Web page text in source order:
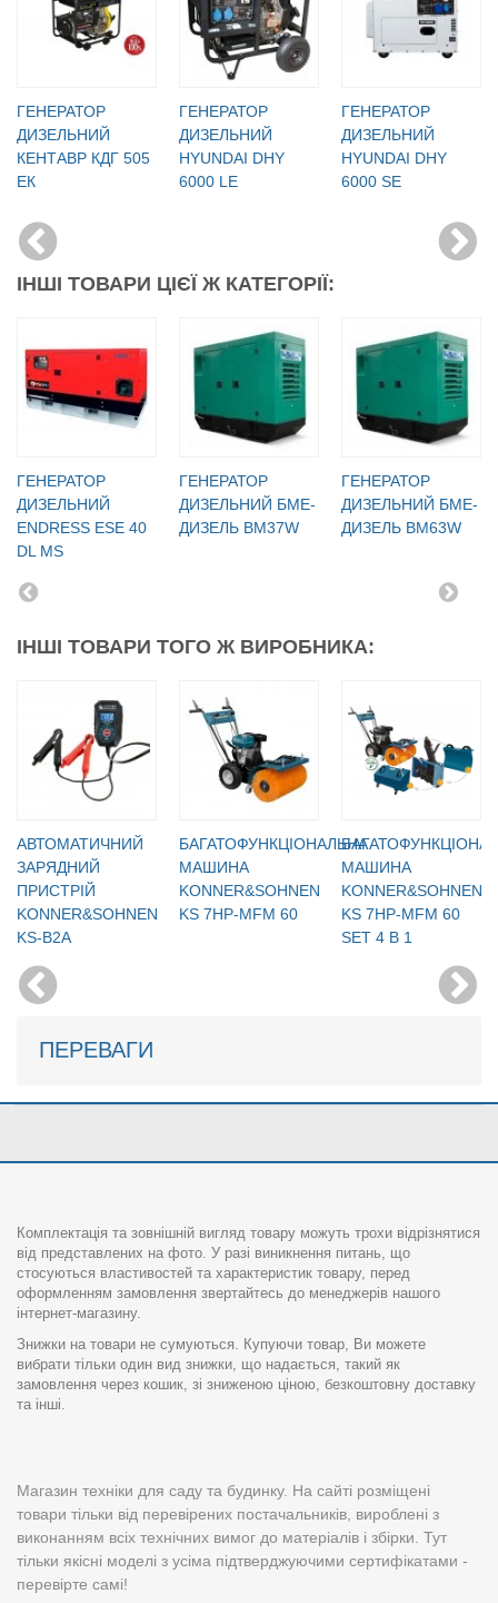
ГЕНЕРАТОР
ДИЗЕЛЬНИЙ
КЕНТАВР КДГ 505
ЕК
ГЕНЕРАТОР
ДИЗЕЛЬНИЙ
HYUNDAI DHY
6000 LE
ГЕНЕРАТОР
ДИЗЕЛЬНИЙ
HYUNDAI DHY
6000 SE
ІНШІ ТОВАРИ ЦІЄЇ Ж КАТЕГОРІЇ:
ГЕНЕРАТОР
ДИЗЕЛЬНИЙ
ENDRESS ESE 40
DL MS
ГЕНЕРАТОР
ДИЗЕЛЬНИЙ БМЕ-
ДИЗЕЛЬ BM37W
ГЕНЕРАТОР
ДИЗЕЛЬНИЙ БМЕ-
ДИЗЕЛЬ BM63W
ІНШІ ТОВАРИ ТОГО Ж ВИРОБНИКА:
АВТОМАТИЧНИЙ
ЗАРЯДНИЙ
ПРИСТРІЙ
KONNER&SOHNEN
KS-B2A
БАГАТОФУНКЦІОНАЛЬНА
МАШИНА
KONNER&SOHNEN
KS 7HP-MFM 60
МАШИНА
KONNER&SOHNEN
KS 7HP-MFM 60
SET 4 В 1
ПЕРЕВАГИ
Комплектація та зовнішній вигляд товару можуть трохи відрізнятися
від представлених на фото. У разі виникнення питань, що
стосуються властивостей та характеристик товару, перед
оформленням замовлення звертайтесь до менеджерів нашого
інтернет-магазину.
Знижки на товари не сумуються. Купуючи товар, Ви можете
вибрати тільки один вид знижки, що надається, такий як
замовлення через кошик, зі зниженою ціною, безкоштовну доставку
та інші.
Магазин техніки для саду та будинку. На сайті розміщені
товари тільки від перевірених постачальників, вироблені з
виконанням всіх технічних вимог до матеріалів і збірки. Тут
тільки якісні моделі з усіма підтверджуючими сертифікатами -
перевірте самі!